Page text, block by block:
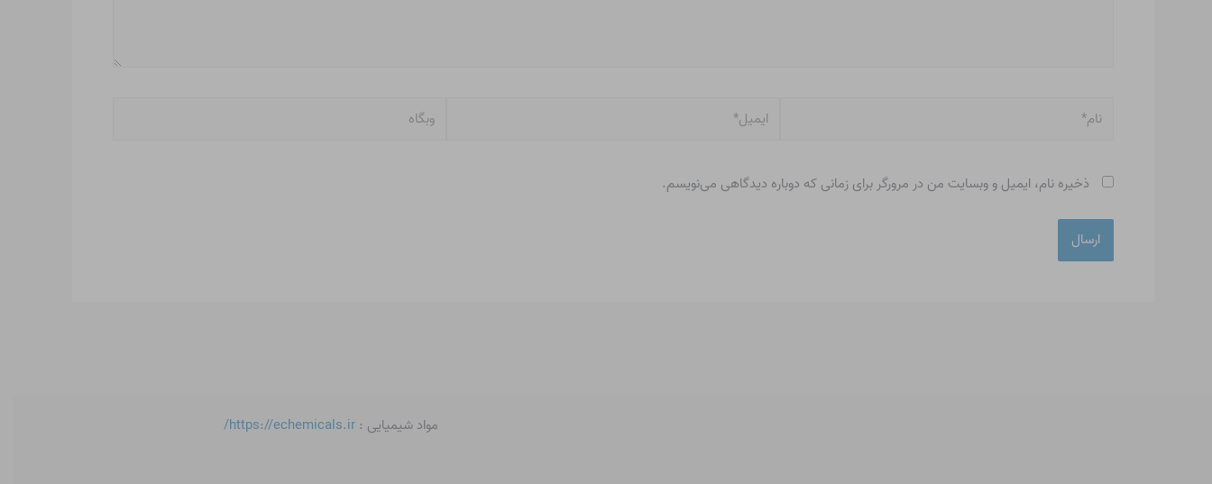
وبگاه
ذخیره نام، ایمیل و وبسایت من در مرورگر برای زمانی که دوباره دیدگاهی می‌نویسم.
مواد شیمیایی : https://echemicals.ir/